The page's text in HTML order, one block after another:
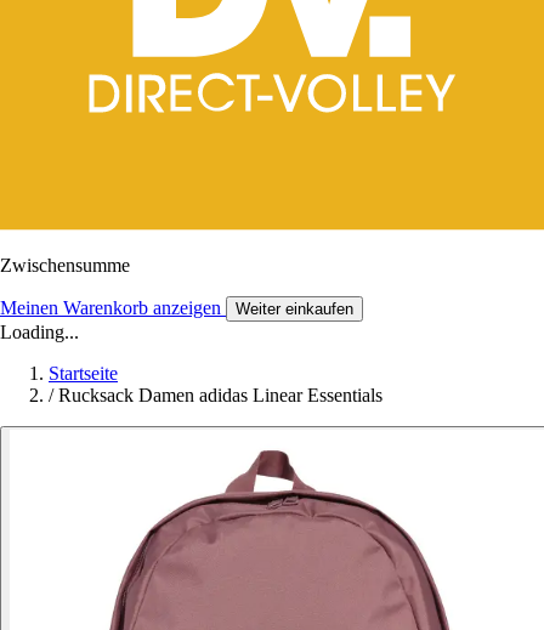
Zwischensumme
Meinen Warenkorb anzeigen Weiter einkaufen
Loading...
Startseite
/ Rucksack Damen adidas Linear Essentials